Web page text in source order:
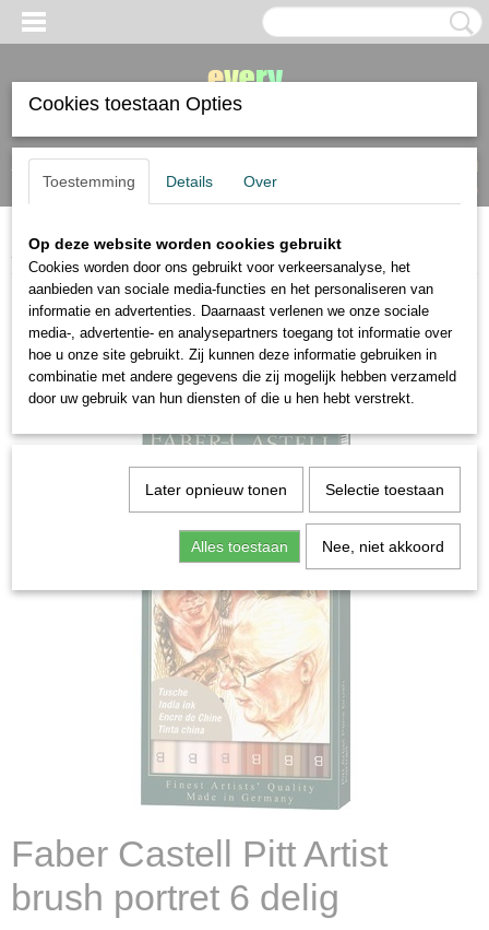
Inloggen Registreren
(0)
Home>Faber Castell>Faber Castell Pitt Artist brush portret 6 delig
Faber Castell Pitt Artist
brush portret 6 delig
Cookies toestaan Opties
Toestemming Details Over
Op deze website worden cookies gebruikt
Cookies worden door ons gebruikt voor verkeersanalyse, het
aanbieden van sociale media-functies en het personaliseren van
informatie en advertenties. Daarnaast verlenen we onze sociale
media-, advertentie- en analysepartners toegang tot informatie over
hoe u onze site gebruikt. Zij kunnen deze informatie gebruiken in
combinatie met andere gegevens die zij mogelijk hebben verzameld
door uw gebruik van hun diensten of die u hen hebt verstrekt.
Later opnieuw tonen Selectie toestaan
Alles toestaan Nee, niet akkoord